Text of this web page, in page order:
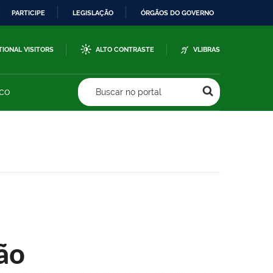
PARTICIPE LEGISLAÇÃO ÓRGÃOS DO GOVERNO
VISITORS ALTO CONTRASTE VLIBRAS
Buscar no portal